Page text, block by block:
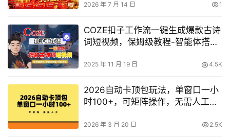
2026 年 7 月 14 日 1
COZE扣子工作流一键生成爆款古诗
词短视频，保姆级教程-智能体搭
2025 年 11 月 19 日 4.5K
2026自动卡顶包玩法，单窗口一小
时100+，可矩阵操作，无需人工
2026 年 3 月 20 日 2.5K